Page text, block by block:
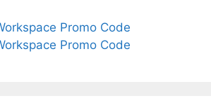
Promo Code
Promo Code